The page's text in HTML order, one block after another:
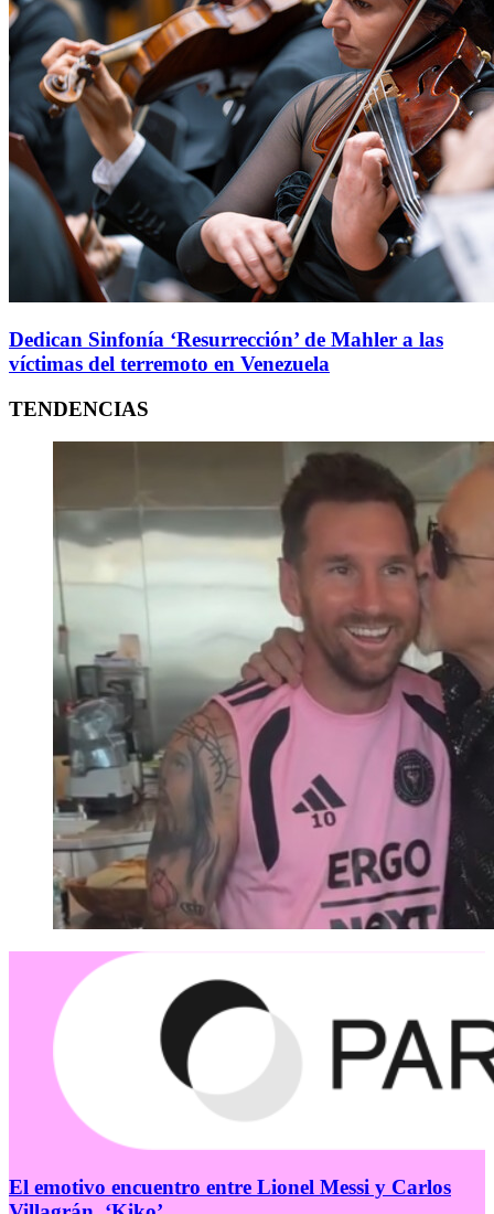
Dedican Sinfonía ‘Resurrección’ de Mahler a las
víctimas del terremoto en Venezuela
TENDENCIAS
El emotivo encuentro entre Lionel Messi y Carlos